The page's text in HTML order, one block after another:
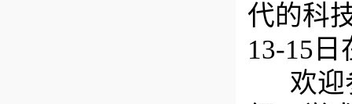
代的科
13-15
欢迎